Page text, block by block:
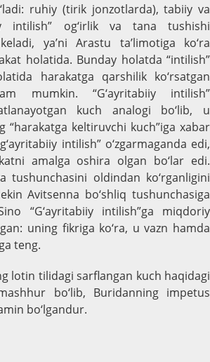
ruhiy (tirik jonzotlarda), tabiiy va
intilish” og‘irlik va tana tushishi
ya’ni Arastu ta’limotiga ko‘ra
holatida. Bunday holatda “intilish”
harakatga qarshilik ko‘rsatgan
mumkin. “G‘ayritabiiy intilish”
kuch analogi bo‘lib, u
“harakatga keltiruvchi kuch”iga xabar
intilish” o‘zgarmaganda edi,
amalga oshira olgan bo‘lar edi.
tushunchasini oldindan ko‘rganligini
Avitsenna bo‘shliq tushunchasiga
“G‘ayritabiiy intilish”ga miqdoriy
uning fikriga ko‘ra, u vazn hamda
teng.
lotin tilidagi sarflangan kuch haqidagi
bo‘lib, Buridanning impetus
bo‘lgandur.